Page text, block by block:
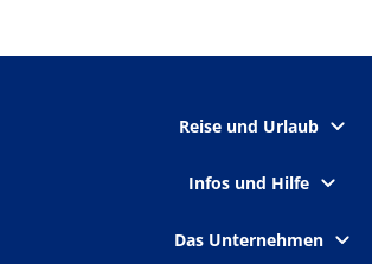
Reise und Urlaub
Infos und Hilfe
Das Unternehmen